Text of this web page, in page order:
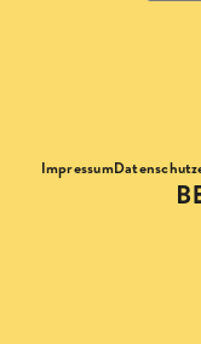
Impressum